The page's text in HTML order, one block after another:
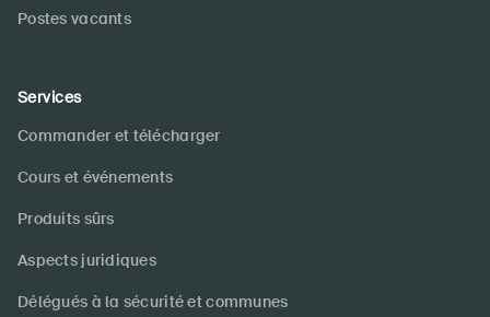
Postes vacants
Services
Commander et télécharger
Cours et événements
Produits sûrs
Aspects juridiques
Délégués à la sécurité et communes